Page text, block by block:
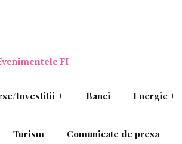
FI
Investitii + Banci Energie +
Turism Comunicate de presa